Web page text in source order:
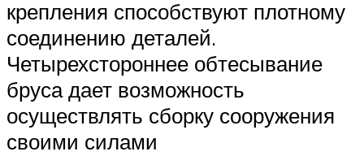
крепления способствуют плотному
соединению деталей.
Четырехстороннее обтесывание
бруса дает возможность
осуществлять сборку сооружения
своими силами